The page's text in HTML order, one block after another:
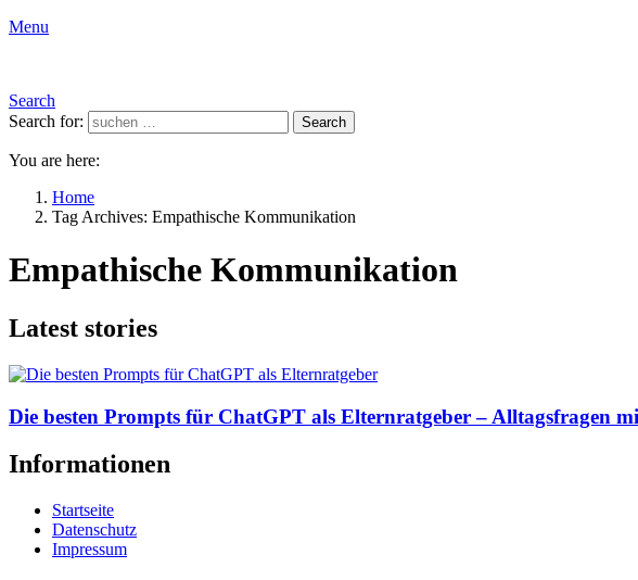
Menu
Search
Search for:
Search
You are here:
Home
Tag Archives: Empathische Kommunikation
Empathische Kommunikation
Latest stories
Die besten Prompts für ChatGPT als Elternratgeber – Alltagsfragen
Informationen
Startseite
Datenschutz
Impressum